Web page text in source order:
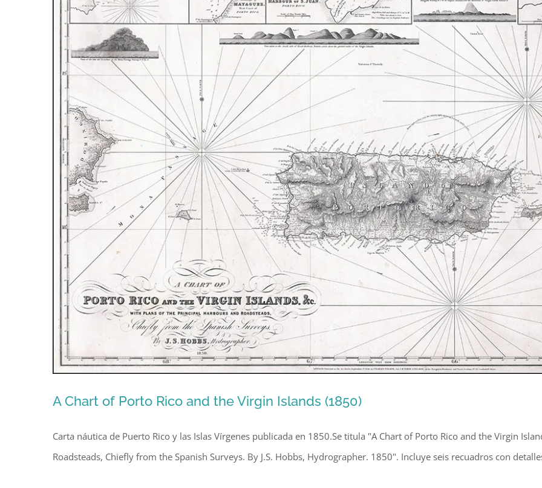
A Chart of Porto Rico and the Virgin Islands (1850)
Carta náutica de Puerto Rico y las Islas Vírgenes publicada en 1850.Se titula "A Chart of Porto Rico and the Virgin
Roadsteads, Chiefly from the Spanish Surveys. By J.S. Hobbs, Hydrographer. 1850". Incluye seis recuadros con